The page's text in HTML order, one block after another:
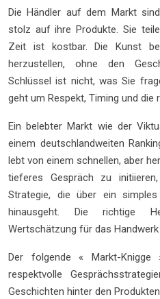
Die Händler auf dem Markt
stolz auf ihre Produkte. Sie
Zeit ist kostbar. Die Kunst
herzustellen, ohne den
Schlüssel ist nicht, was Sie
geht um Respekt, Timing und die
Ein belebter Markt wie der
einem deutschlandweiten
lebt von einem schnellen, aber
tieferes Gespräch zu
Strategie, die über ein
hinausgeht. Die richtige
Wertschätzung für das
Der folgende « Markt-
respektvolle
Geschichten hinter den